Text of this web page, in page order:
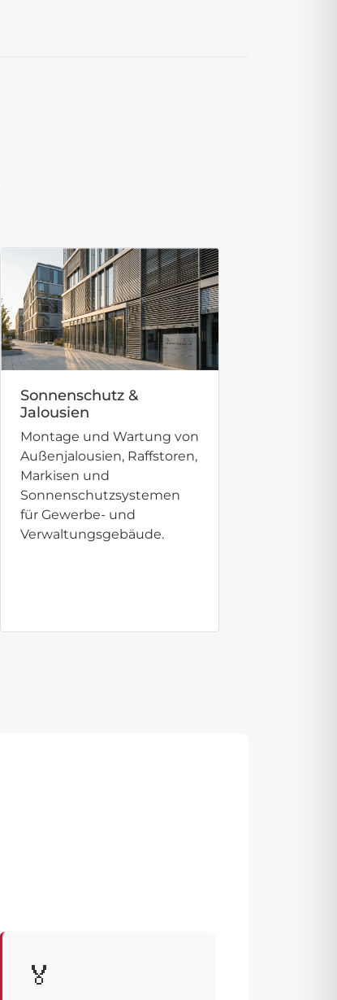
Sonnenschutz &
Jalousien
Montage und Wartung von
Außenjalousien, Raffstoren,
Markisen und
Sonnenschutzsystemen
für Gewerbe- und
Verwaltungsgebäude.
🏅